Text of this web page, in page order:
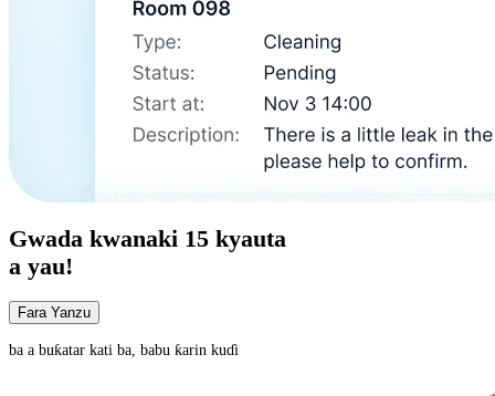
Gwada kwanaki 15 kyauta
a yau!
Fara Yanzu
ba a buƙatar kati ba, babu ƙarin kuɗi